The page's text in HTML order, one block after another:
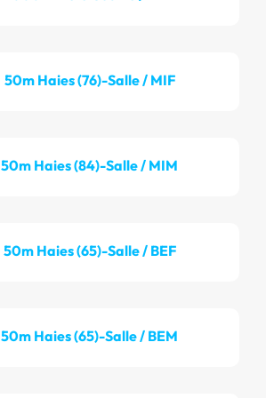
50m Haies (76)-Salle / MIF
50m Haies (84)-Salle / MIM
50m Haies (65)-Salle / BEF
50m Haies (65)-Salle / BEM